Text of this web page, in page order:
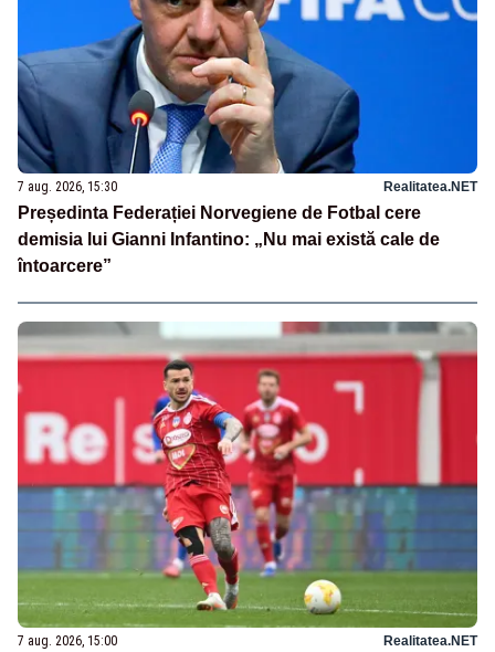
7 aug. 2026, 15:30 Realitatea.NET
Președinta Federației Norvegiene de Fotbal cere
demisia lui Gianni Infantino: „Nu mai există cale de
întoarcere”
7 aug. 2026, 15:00 Realitatea.NET